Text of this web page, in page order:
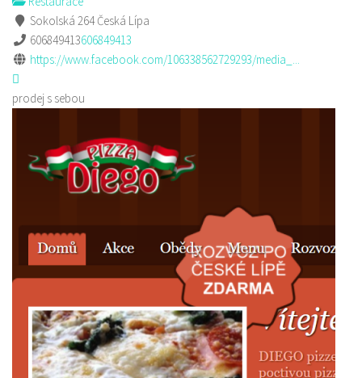
Sokolská 264 Česká Lípa
606849413606849413
https://www.facebook.com/106338562729293/media_...
prodej s sebou